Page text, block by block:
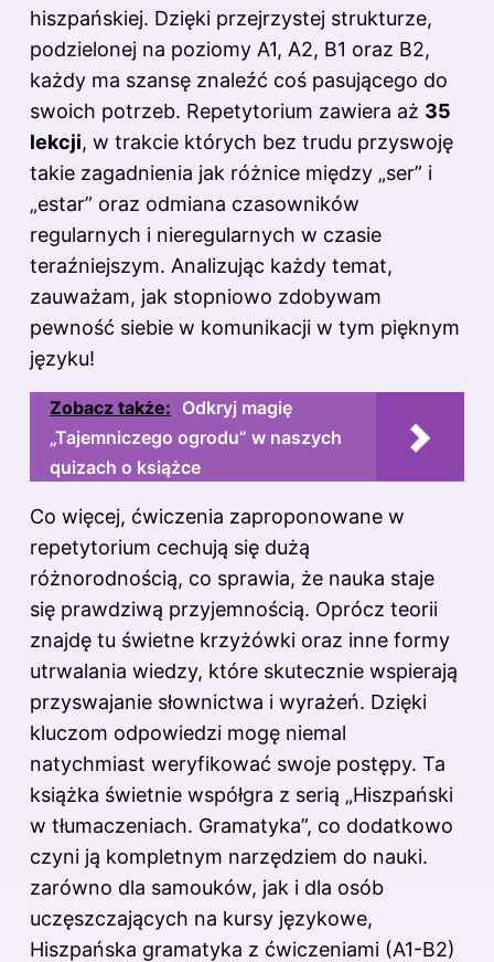
hiszpańskiej. Dzięki przejrzystej strukturze,
podzielonej na poziomy A1, A2, B1 oraz B2,
każdy ma szansę znaleźć coś pasującego do
swoich potrzeb. Repetytorium zawiera aż 35
lekcji, w trakcie których bez trudu przyswoję
takie zagadnienia jak różnice między „ser” i
„estar” oraz odmiana czasowników
regularnych i nieregularnych w czasie
teraźniejszym. Analizując każdy temat,
zauważam, jak stopniowo zdobywam
pewność siebie w komunikacji w tym pięknym
języku!
Zobacz także: Odkryj magię
„Tajemniczego ogrodu” w naszych
quizach o książce
Co więcej, ćwiczenia zaproponowane w
repetytorium cechują się dużą
różnorodnością, co sprawia, że nauka staje
się prawdziwą przyjemnością. Oprócz teorii
znajdę tu świetne krzyżówki oraz inne formy
utrwalania wiedzy, które skutecznie wspierają
przyswajanie słownictwa i wyrażeń. Dzięki
kluczom odpowiedzi mogę niemal
natychmiast weryfikować swoje postępy. Ta
książka świetnie współgra z serią „Hiszpański
w tłumaczeniach. Gramatyka”, co dodatkowo
czyni ją kompletnym narzędziem do nauki.
zarówno dla samouków, jak i dla osób
uczęszczających na kursy językowe,
Hiszpańska gramatyka z ćwiczeniami (A1-B2)